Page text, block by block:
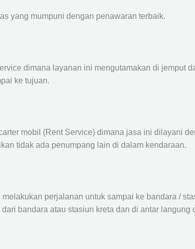
yang mumpuni dengan penawaran terbaik.
dimana layanan ini mengutamakan di jemput
ke tujuan.
mobil (Rent Service) dimana jasa ini dilayani
tidak ada penumpang lain di dalam kendaraan.
perjalanan untuk sampai ke bandara /
bandara atau stasiun kreta dan di antar langung